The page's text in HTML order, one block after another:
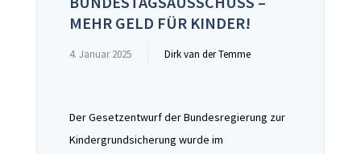
MEHR GELD FÜR KINDER!
4. Januar 2025 Dirk van der Temme
Der Gesetzentwurf der Bundesregierung zur
Kindergrundsicherung wurde im